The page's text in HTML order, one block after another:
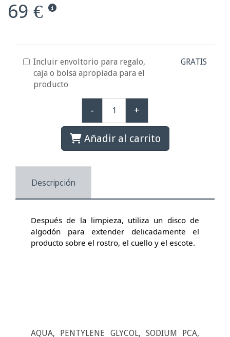
69 €
Incluir envoltorio para regalo,
caja o bolsa apropiada para el
producto
GRATIS
- +
Añadir al carrito
Descripción
Después de la limpieza, utiliza un disco de
algodón para extender delicadamente el
producto sobre el rostro, el cuello y el escote.
AQUA, PENTYLENE GLYCOL, SODIUM PCA,